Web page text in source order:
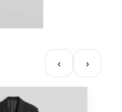
‹ ›